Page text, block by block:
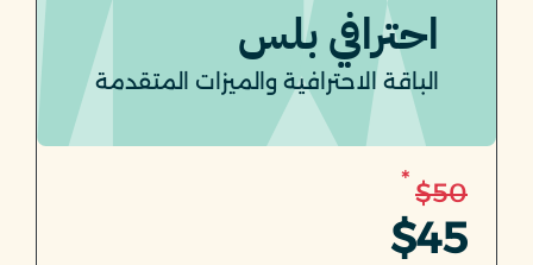
احترافي بلس
الباقة الاحترافية والميزات المتقدمة
$50
*
$45